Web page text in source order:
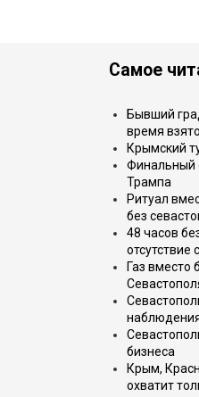
Самое
Бывший
время
Крымский
Финальный
Трампа
Ритуал
без
48 часов
отсутствие
Газ вместо
бизнеса
Крым,
охватит